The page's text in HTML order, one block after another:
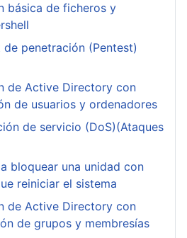
básica de ficheros y
penetración (Pentest)
de Active Directory con
de usuarios y ordenadores
de servicio (DoS)(Ataques
bloquear una unidad con
reiniciar el sistema
de Active Directory con
de grupos y membresías